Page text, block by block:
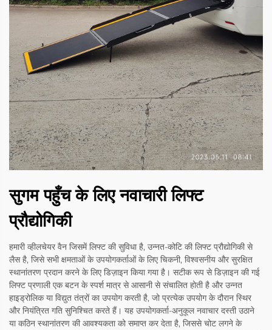
सुगम पहुँच के लिए नवाचारी लिफ्ट
प्रौद्योगिकी
हमारी व्हीलचेयर वैन जिसमें लिफ्ट की सुविधा है, उन्नत-कोटि की लिफ्ट प्रौद्योगिकी से
लैस है, जिसे सभी क्षमताओं के उपयोगकर्ताओं के लिए चिकनी, विश्वसनीय और सुरक्षित
स्थानांतरण प्रदान करने के लिए डिज़ाइन किया गया है। सटीक रूप से डिज़ाइन की गई
लिफ्ट प्रणाली एक बटन के स्पर्श मात्र से आसानी से संचालित होती है और उन्नत
हाइड्रोलिक या विद्युत तंत्रों का उपयोग करती है, जो प्रत्येक उपयोग के दौरान स्थिर
और नियंत्रित गति सुनिश्चित करते हैं। यह उपयोगकर्ता-अनुकूल नवाचार दस्ती उठाने
या कठिन स्थानांतरण की आवश्यकता को समाप्त कर देता है, जिससे चोट लगने के